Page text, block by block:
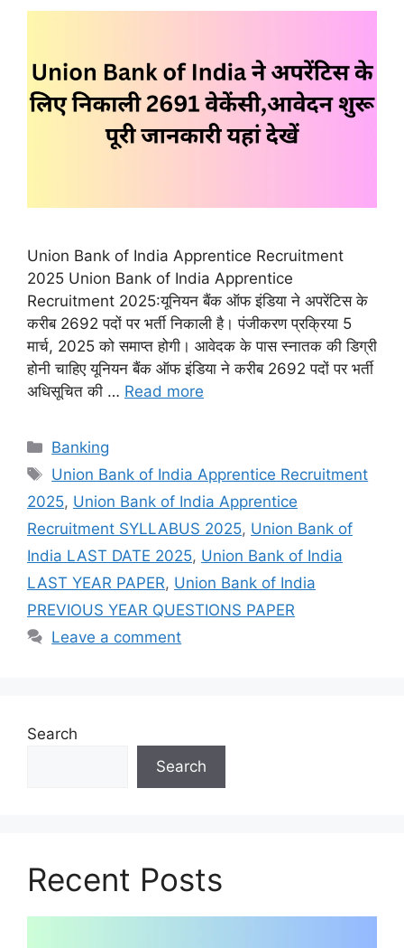
Union Bank of India Apprentice Recruitment
2025 Union Bank of India Apprentice
Recruitment 2025:यूनियन बैंक ऑफ इंडिया ने अपरेंटिस के
करीब 2692 पदों पर भर्ती निकाली है। पंजीकरण प्रक्रिया 5
मार्च, 2025 को समाप्त होगी। आवेदक के पास स्नातक की डिग्री
होनी चाहिए यूनियन बैंक ऑफ इंडिया ने करीब 2692 पदों पर भर्ती
अधिसूचित की … Read more
Categories
Banking
Tags
Union Bank of India Apprentice Recruitment
2025, Union Bank of India Apprentice
Recruitment SYLLABUS 2025, Union Bank of
India LAST DATE 2025, Union Bank of India
LAST YEAR PAPER, Union Bank of India
PREVIOUS YEAR QUESTIONS PAPER
Leave a comment
Search
Search
Recent Posts